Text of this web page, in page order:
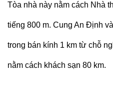
Tòa nhà này nằm cách Nhà
tiếng 800 m. Cung An Định
trong bán kính 1 km từ chỗ
nằm cách khách sạn 80 km.